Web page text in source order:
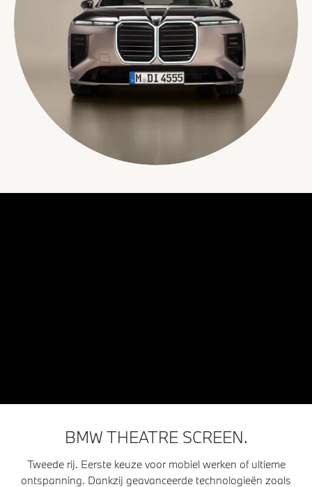
BMW THEATRE SCREEN.
Tweede rij. Eerste keuze voor mobiel werken of ultieme
ontspanning. Dankzij geavanceerde technologieën zoals